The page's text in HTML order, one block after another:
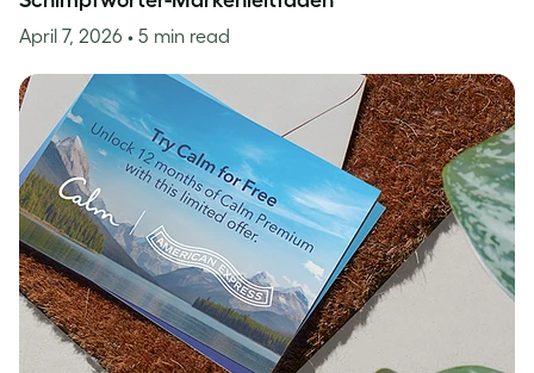
April 7, 2026 • 5 min read